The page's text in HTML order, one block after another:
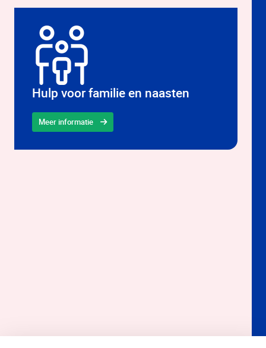
Hulp voor familie en naasten
Meer informatie